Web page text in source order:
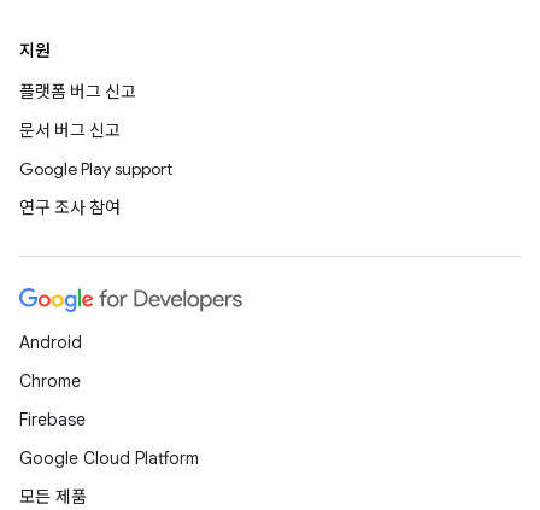
지원
플랫폼 버그 신고
문서 버그 신고
Google Play support
연구 조사 참여
Android
Chrome
Firebase
Google Cloud Platform
모든 제품